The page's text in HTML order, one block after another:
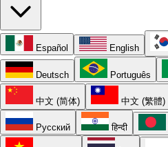
Español English
Deutsch Português
中文 (简体) 中文 (繁體)
Русский हिन्दी